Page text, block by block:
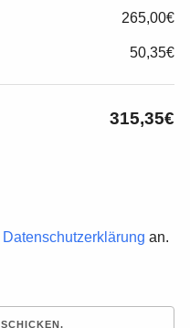
265,00€
50,35€
315,35€
Datenschutzerklärung an.